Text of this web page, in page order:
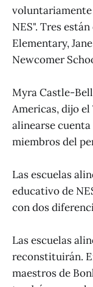
NES". Tres
Elementary,
Newcomer
Myra Castle-
Americas, dijo
alinearse
miembros del
Las escuelas
educativo de
con dos
Las escuelas
reconstituirán.
maestros de